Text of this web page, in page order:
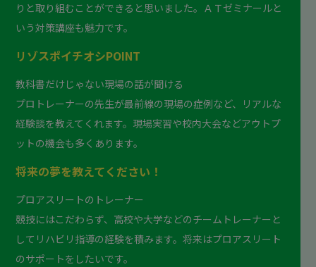
りと取り組むことができると思いました。ＡＴゼミナールと
いう対策講座も魅力です。
リゾスポイチオシPOINT
教科書だけじゃない現場の話が聞ける
プロトレーナーの先生が最前線の現場の症例など、リアルな
経験談を教えてくれます。現場実習や校内大会などアウトプ
ットの機会も多くあります。
将来の夢を教えてください！
プロアスリートのトレーナー
競技にはこだわらず、高校や大学などのチームトレーナーと
してリハビリ指導の経験を積みます。将来はプロアスリート
のサポートをしたいです。